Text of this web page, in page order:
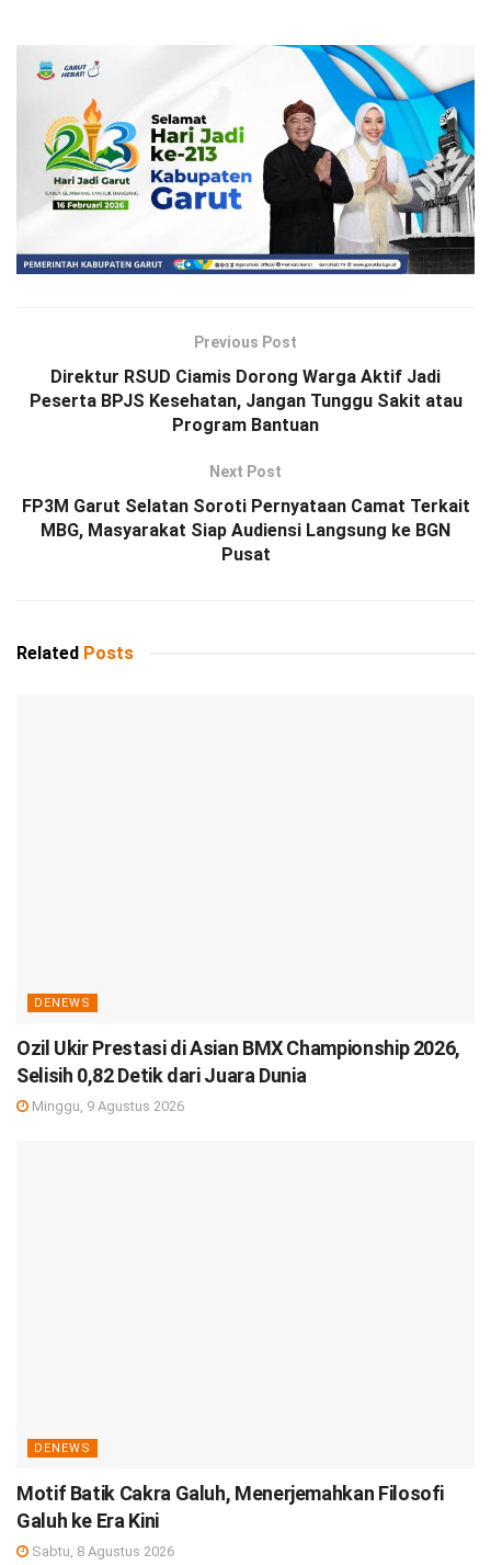
Previous Post
Direktur RSUD Ciamis Dorong Warga Aktif Jadi
Peserta BPJS Kesehatan, Jangan Tunggu Sakit atau
Program Bantuan
Next Post
FP3M Garut Selatan Soroti Pernyataan Camat Terkait
MBG, Masyarakat Siap Audiensi Langsung ke BGN
Pusat
Related Posts
DENEWS
Ozil Ukir Prestasi di Asian BMX Championship 2026,
Selisih 0,82 Detik dari Juara Dunia
Minggu, 9 Agustus 2026
DENEWS
Motif Batik Cakra Galuh, Menerjemahkan Filosofi
Galuh ke Era Kini
Sabtu, 8 Agustus 2026